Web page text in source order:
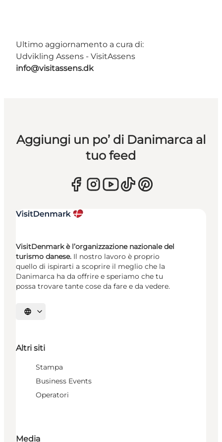
Ultimo aggiornamento a cura di:
Udvikling Assens - VisitAssens
info@visitassens.dk
Aggiungi un po’ di Danimarca al
tuo feed
VisitDenmark è l’organizzazione nazionale del
turismo danese. Il nostro lavoro è proprio
quello di ispirarti a scoprire il meglio che la
Danimarca ha da offrire e speriamo che tu
possa trovare tante cose da fare e da vedere.
Seleziona la lingua
Altri siti
Stampa
Business Events
Operatori
Media